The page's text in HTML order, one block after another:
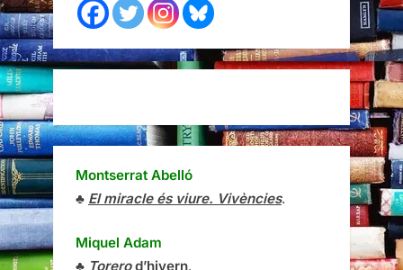
Montserrat Abelló
♣ El miracle és viure. Vivències.
Miquel Adam
♣ Torerod’hivern.